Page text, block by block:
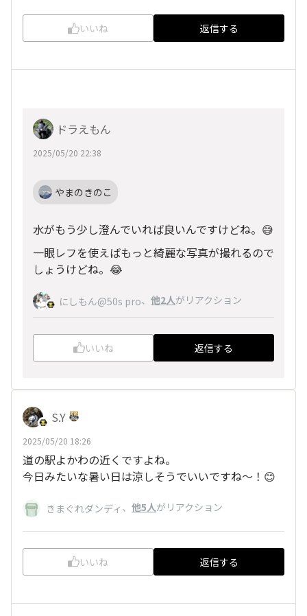
いいね 返信する
ドラえもん
2025/05/20 22:38
やまのきのこ
水がもう少し澄んでいれば良いんですけどね。😅
一眼レフを使えばもっと綺麗な写真が撮れるので
しょうけどね。😂
にしもん@50s pro、 他2人がリアクション
いいね 返信する
S.Y
2025/05/20 18:26
道の駅よかわの近くですよね。
今日みたいな暑い日は涼しそうでいいですね〜！😊
きまぐれダンディ 、 他5人がリアクション
いいね 返信する